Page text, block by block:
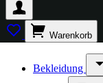
Warenkorb
Bekleidung